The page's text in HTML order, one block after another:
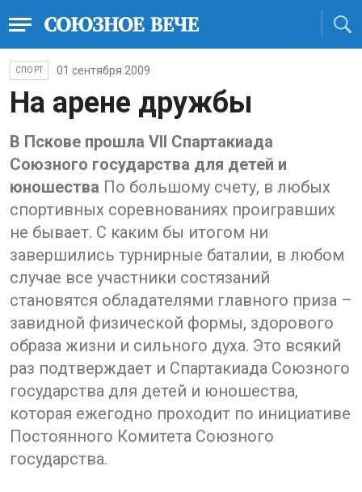
СПОРТ 01 сентября 2009
На арене дружбы
В Пскове прошла VII Спартакиада
Союзного государства для детей и
юношества По большому счету, в любых
спортивных соревнованиях проигравших
не бывает. С каким бы итогом ни
завершились турнирные баталии, в любом
случае все участники состязаний
становятся обладателями главного приза –
завидной физической формы, здорового
образа жизни и сильного духа. Это всякий
раз подтверждает и Спартакиада Союзного
государства для детей и юношества,
которая ежегодно проходит по инициативе
Постоянного Комитета Союзного
государства.